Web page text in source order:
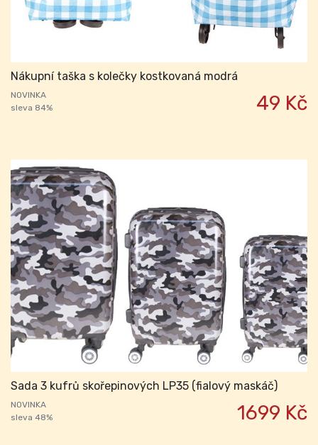
Nákupní taška s kolečky kostkovaná modrá
NOVINKA
sleva 84%
49 Kč
Sada 3 kufrů skořepinových LP35 (fialový maskáč)
NOVINKA
sleva 48%
1699 Kč